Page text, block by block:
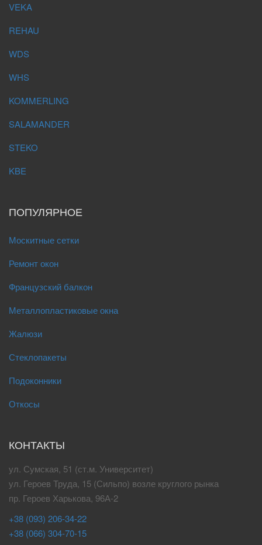
VEKA
REHAU
WDS
WHS
KOMMERLING
SALAMANDER
STEKO
KBE
ПОПУЛЯРНОЕ
Москитные сетки
Ремонт окон
Французский балкон
Металлопластиковые окна
Жалюзи
Стеклопакеты
Подоконники
Откосы
КОНТАКТЫ
ул. Сумская, 51 (ст.м. Университет)
ул. Героев Труда, 15 (Сильпо) возле круглого рынка
пр. Героев Харькова, 96А-2
+38 (093) 206-34-22
+38 (066) 304-70-15